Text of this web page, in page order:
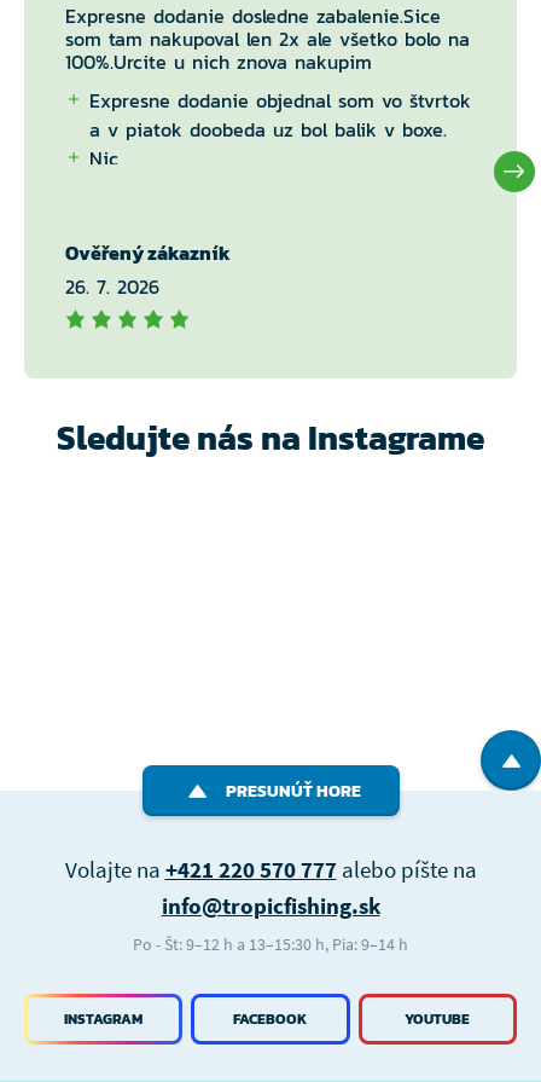
Expresne dodanie dosledne zabalenie.Sice
som tam nakupoval len 2x ale všetko bolo na
100%.Urcite u nich znova nakupim
Expresne dodanie objednal som vo štvrtok
a v piatok doobeda uz bol balik v boxe.
Nic
Ověřený zákazník
26. 7. 2026
Sledujte nás na Instagrame
PRESUNÚŤ HORE
INSTAGRAM FACEBOOK YOUTUBE
Volajte na +421 220 570 777alebo píšte na
info@tropicfishing.sk
Po - Št: 9–12 h a 13–15:30 h, Pia: 9–14 h